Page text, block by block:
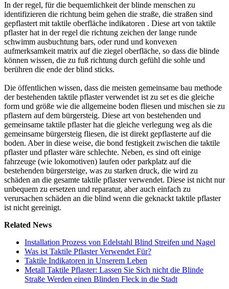
In der regel, für die bequemlichkeit der blinde menschen zu
identifizieren die richtung beim gehen die straße, die straßen sind
gepflastert mit taktile oberfläche indikatoren . Diese art von taktile
pflaster hat in der regel die richtung zeichen der lange runde
schwimm ausbuchtung bars, oder rund und konvexen
aufmerksamkeit matrix auf die ziegel oberfläche, so dass die blinde
können wissen, die zu fuß richtung durch gefühl die sohle und
berühren die ende der blind sticks.
Die öffentlichen wissen, dass die meisten gemeinsame bau methode
der bestehenden taktile pflaster verwendet ist zu set es die gleiche
form und größe wie die allgemeine boden fliesen und mischen sie zu
pflastern auf dem bürgersteig. Diese art von bestehenden und
gemeinsame taktile pflaster hat die gleiche verlegung weg als die
gemeinsame bürgersteig fliesen, die ist direkt gepflasterte auf die
boden. Aber in diese weise, die bond festigkeit zwischen die taktile
pflaster und pflaster wäre schlechte. Neben, es sind oft einige
fahrzeuge (wie lokomotiven) laufen oder parkplatz auf die
bestehenden bürgersteige, was zu starken druck, die wird zu
schäden an die gesamte taktile pflaster verwendet. Diese ist nicht nur
unbequem zu ersetzen und reparatur, aber auch einfach zu
verursachen schäden an die blind wenn die geknackt taktile pflaster
ist nicht gereinigt.
Related News
Installation Prozess von Edelstahl Blind Streifen und Nagel
Was ist Taktile Pflaster Verwendet Für?
Taktile Indikatoren in Unserem Leben
Metall Taktile Pflaster: Lassen Sie Sich nicht die Blinde
Straße Werden einen Blinden Fleck in die Stadt